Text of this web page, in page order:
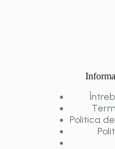
Politica